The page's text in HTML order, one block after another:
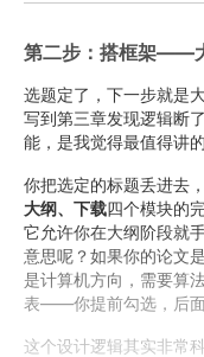
第二步：搭框架——
选题定了，下一步就是
写到第三章发现逻辑断
能，是我觉得最值得讲的
你把选定的标题丢进去
大纲、下载四个模块的
它允许你在大纲阶段就
意思呢？如果你的论文
是计算机方向，需要算
表——你提前勾选，后面
这个设计逻辑其实非常